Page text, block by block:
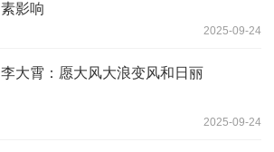
素影响
2025-09-24
李大霄：愿大风大浪变风和日丽
2025-09-24